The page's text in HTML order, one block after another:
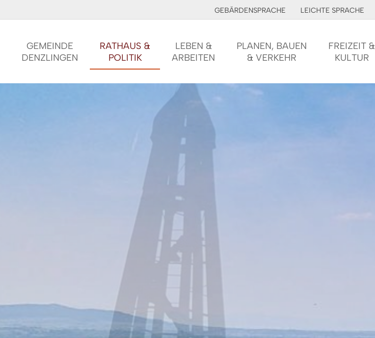
GEBÄRDENSPRACHE LEICHTE SPRACHE
GEMEINDE
DENZLINGEN
RATHAUS &
POLITIK
LEBEN &
ARBEITEN
PLANEN, BAUEN
& VERKEHR
FREIZEIT &
KULTUR